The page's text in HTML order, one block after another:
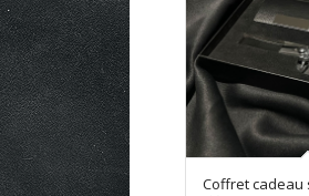
Coffret cadeau